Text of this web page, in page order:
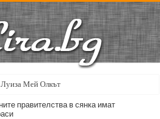
Луиза Мей Олкът
правителства в сянка имат